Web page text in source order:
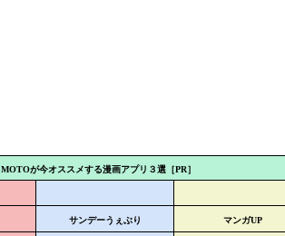
MOTOが今オススメする漫画アプリ３選［PR］
サンデーうぇぶり マンガUP